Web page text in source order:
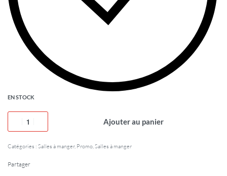
EN STOCK
Ajouter au panier
Catégories : Salles à manger, Promo,Salles à manger
Partager